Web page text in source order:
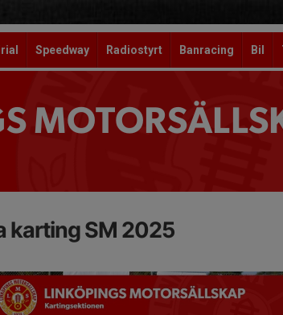
Speedway Radiostyrt Banracing Bil
karting SM 2025